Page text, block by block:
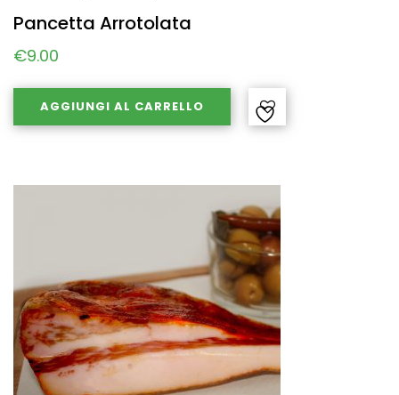
Pancetta Arrotolata
€9.00
AGGIUNGI AL CARRELLO